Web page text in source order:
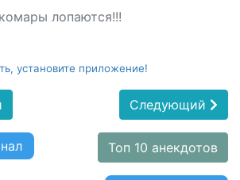
лопаются!!!
установите приложение!
Следующий
Топ 10 анекдотов